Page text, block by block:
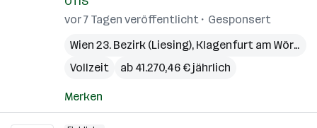
vor 7 Tagen veröffentlicht
Gesponsert
Wien 23. Bezirk (Liesing), Klagenfurt am Wörthersee
Vollzeit
ab 41.270,46 € jährlich
Merken